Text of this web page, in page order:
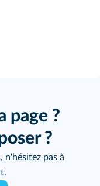
page ?
?
n'hésitez pas à